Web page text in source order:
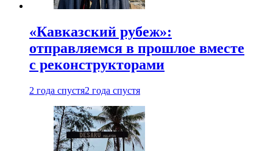
«Кавказский рубеж»:
отправляемся в прошлое вместе
с реконструкторами
2 года спустя2 года спустя